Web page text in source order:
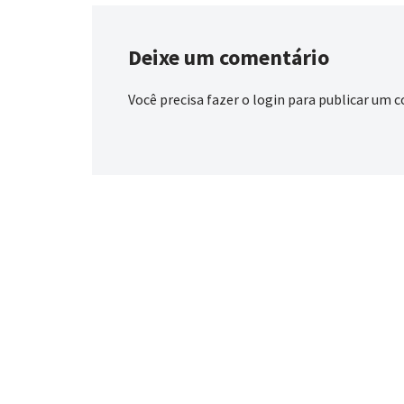
Deixe um comentário
Você precisa fazer o login para publicar um